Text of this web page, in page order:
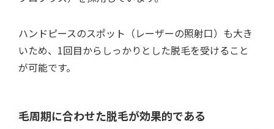
ハンドピースのスポット（レーザーの照射口）も大き
いため、1回目からしっかりとした脱毛を受けること
が可能です。
毛周期に合わせた脱毛が効果的である